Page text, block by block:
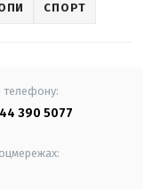
СПОРТ
телефону:
390 5077